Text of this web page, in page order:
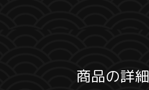
商品の詳細